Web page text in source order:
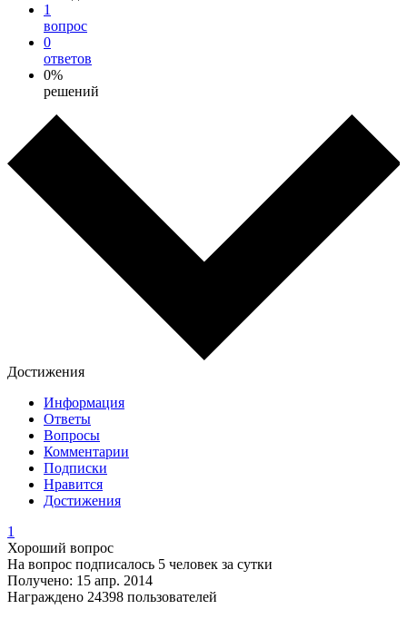
1
вопрос
0
ответов
0%
решений
Достижения
Информация
Ответы
Вопросы
Комментарии
Подписки
Нравится
Достижения
1
Хороший вопрос
На вопрос подписалось 5 человек за сутки
Получено: 15 апр. 2014
Награждено 24398 пользователей